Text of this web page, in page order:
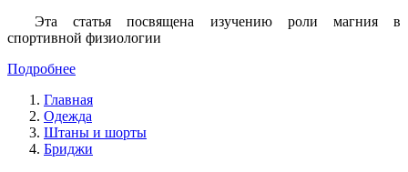
Эта статья посвящена изучению роли магния в
спортивной физиологии
Подробнее
Главная
Одежда
Штаны и шорты
Бриджи